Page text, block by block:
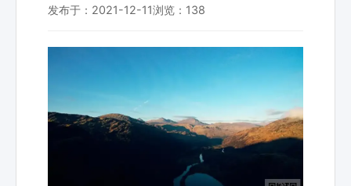
发布于：2021-12-11浏览： 138